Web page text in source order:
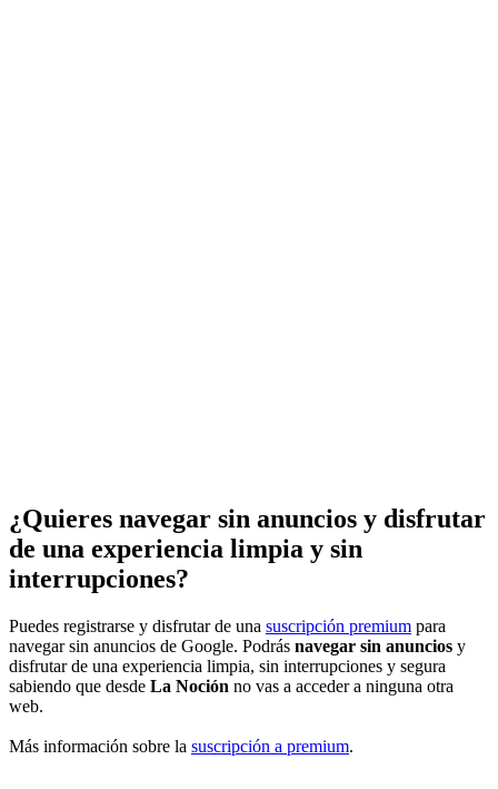
¿Quieres navegar sin anuncios y disfrutar
de una experiencia limpia y sin
interrupciones?
Puedes registrarse y disfrutar de una suscripción premium para
navegar sin anuncios de Google. Podrás navegar sin anuncios y
disfrutar de una experiencia limpia, sin interrupciones y segura
sabiendo que desde La Noción no vas a acceder a ninguna otra
web.
Más información sobre la suscripción a premium.